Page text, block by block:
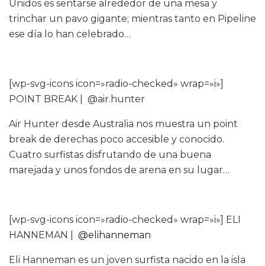
Unidos es sentarse alrededor de una mesa y
trinchar un pavo gigante; mientras tanto en Pipeline
ese día lo han celebrado…
[wp-svg-icons icon=»radio-checked» wrap=»i»]
POINT BREAK | @air.hunter
Air Hunter desde Australia nos muestra un point
break de derechas poco accesible y conocido.
Cuatro surfistas disfrutando de una buena
marejada y unos fondos de arena en su lugar…
[wp-svg-icons icon=»radio-checked» wrap=»i»] ELI
HANNEMAN | @elihanneman
Eli Hanneman es un joven surfista nacido en la isla